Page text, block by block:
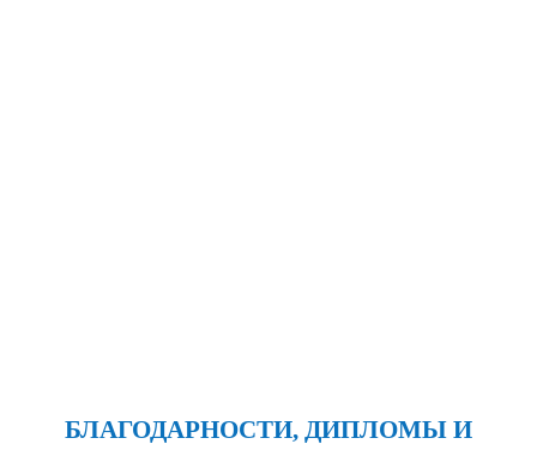
БЛАГОДАРНОСТИ, ДИПЛОМЫ И